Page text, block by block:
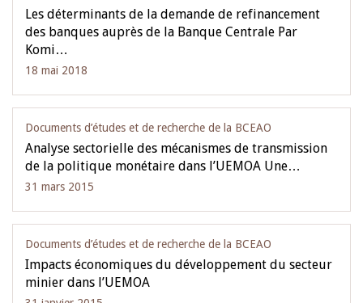
Les déterminants de la demande de refinancement
des banques auprès de la Banque Centrale Par
Komi…
18 mai 2018
Documents d’études et de recherche de la BCEAO
Analyse sectorielle des mécanismes de transmission
de la politique monétaire dans l’UEMOA Une…
31 mars 2015
Documents d’études et de recherche de la BCEAO
Impacts économiques du développement du secteur
minier dans l’UEMOA